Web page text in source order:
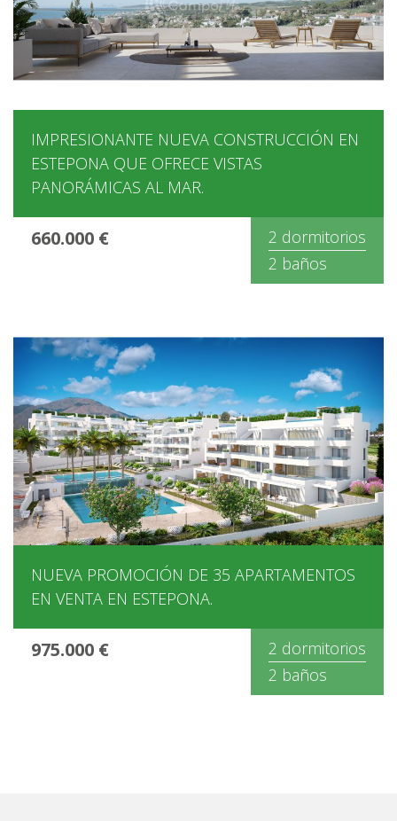
IMPRESIONANTE NUEVA CONSTRUCCIÓN EN
ESTEPONA QUE OFRECE VISTAS
PANORÁMICAS AL MAR.
660.000 €
2 dormitorios
2 baños
NUEVA PROMOCIÓN DE 35 APARTAMENTOS
EN VENTA EN ESTEPONA.
975.000 €
2 dormitorios
2 baños